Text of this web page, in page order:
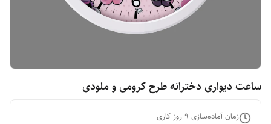
ساعت دیواری دخترانه طرح کرومی و ملودی
زمان آماده‌سازی 9 روز کاری